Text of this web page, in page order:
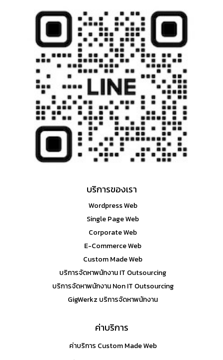
บริการของเรา
Wordpress Web
Single Page Web
Corporate Web
E-Commerce Web
Custom Made Web
บริการจัดหาพนักงาน IT Outsourcing
บริการจัดหาพนักงาน Non IT Outsourcing
GigWerkz บริการจัดหาพนักงาน
ค่าบริการ
ค่าบริการ Custom Made Web